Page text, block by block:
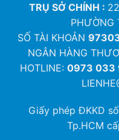
TRỤ SỞ CHÍNH :
PHƯỜNG
SỐ TÀI KHOẢN
NGÂN HÀNG
HOTLINE: 0973 033
Giấy phép ĐKKD
Tp.HCM